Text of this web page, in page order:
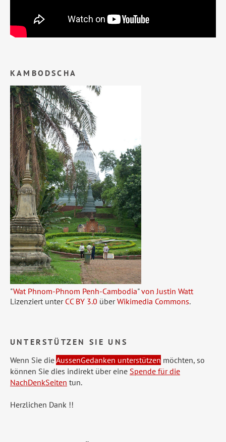
KAMBODSCHA
"Wat Phnom-Phnom Penh-Cambodia"von Justin Watt
Lizenziert unter CC BY 3.0 überWikimedia Commons.
UNTERSTÜTZEN SIE UNS
Wenn Sie dieAussenGedanken unterstützen möchten, so
können Sie dies indirekt über eine Spende für die
NachDenkSeiten tun.
Herzlichen Dank !!